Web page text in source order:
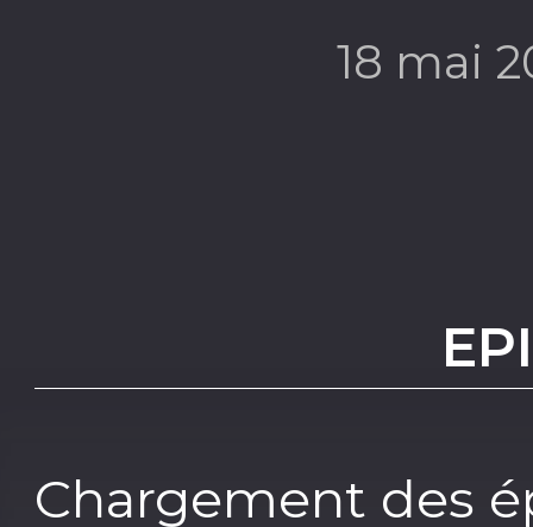
18 mai
Chargement des